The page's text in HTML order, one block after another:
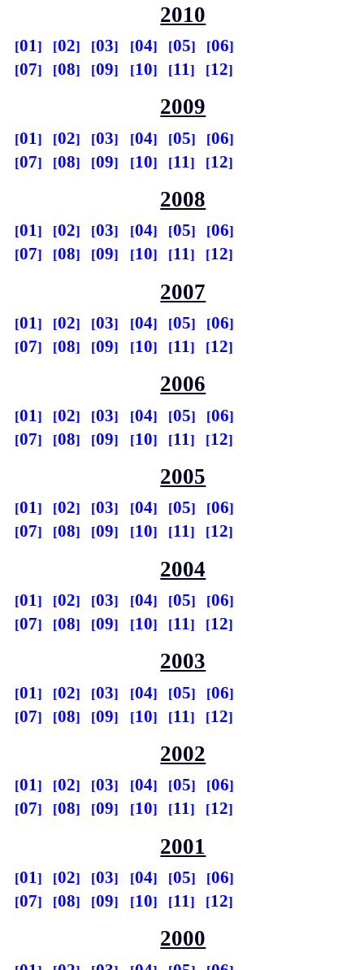
2010
01 02 03 04 05
06
07
08 09 10 11 12
2009
01 02 03 04 05
06
07
08 09 10 11 12
2008
01 02 03 04 05
06
07
08 09 10 11 12
2007
01 02 03 04 05
06
07
08 09 10 11 12
2006
01 02 03 04 05
06
07
08 09 10 11 12
2005
01 02 03 04 05
06
07
08 09 10 11 12
2004
01 02 03 04 05
06
07
08 09 10 11 12
2003
01 02 03 04 05
06
07
08 09 10 11 12
2002
01 02 03 04 05
06
07
08 09 10 11 12
2001
01 02 03 04 05
06
07
08 09 10 11 12
2000